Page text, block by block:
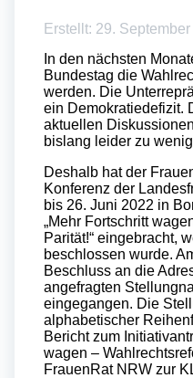
Erstellt: 29.
In den nächsten
Bundestag die
werden. Die
ein Demokratiedefizit.
aktuellen
bislang leider zu
Deshalb hat der
Konferenz der
bis 26. Juni 2022 in
„Mehr Fortschritt
Parität!“ eingebracht,
beschlossen wurde.
Beschluss an die
angefragten
eingegangen. Die
alphabetischer
Bericht zum
wagen –
FrauenRat NRW zur